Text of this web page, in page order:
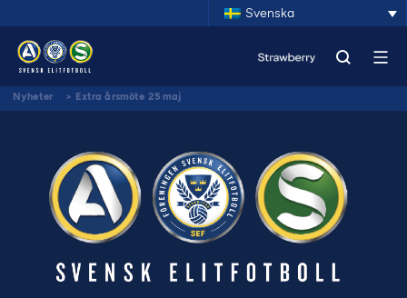
Svenska
Nyheter > Extra årsmöte 25 maj